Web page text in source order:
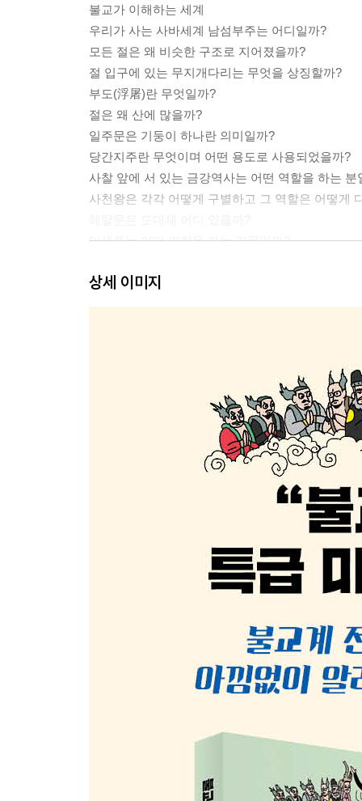
불교가 이해하는 세계
우리가 사는 사바세계 남섬부주는 어디일까?
모든 절은 왜 비슷한 구조로 지어졌을까?
절 입구에 있는 무지개다리는 무엇을 상징할까?
부도(浮屠)란 무엇일까?
절은 왜 산에 많을까?
일주문은 기둥이 하나란 의미일까?
당간지주란 무엇이며 어떤 용도로 사용되었을까?
사찰 앞에 서 있는 금강역사는 어떤 역할을 하는 분
사천왕은 각각 어떻게 구별하고 그 역할은 어떻게
만세루는 어떤 역할을 하는 건물일까?
범종과 법고를 치는 의미는 무엇일까?
목어와 운판은 어떤 용도로 사용될까?
왜 어떤 사찰은 탑이 하나고 어떤 사찰은 탑이 두
왜 대웅전에는 많은 부처님 중 석가모니 부처님만
법화사상과 화엄사상은 사찰구조에 어떤 영향을
수미단과 닫집에는 어떤 상징이 담겨 있을까?
최초의 불교 사원은 어떤 모습이었을까?
중국불교 사원의 시원과 특징은 무엇일까?
절이라는 명칭의 유례는 무엇이고 절 속의 주요 전
대웅전과 대웅보전은 무슨 차이가 있을까?
무량수전에는 어떤 붓다가 모셔져 있을까?
약사전은 어떤 붓다를 모신 전각일까?
관세음보살은 왜 그렇게 많은 이름을 갖고 있을까?
지장보살은 왜 항상 머리를 깎은 모습일까?
상세 이미지